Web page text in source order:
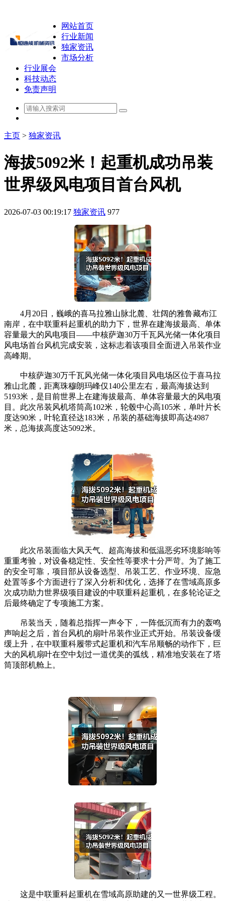
网站首页
行业新闻
独家资讯
市场分析
行业展会
科技动态
免责声明
主页 > 独家资讯
海拔5092米！起重机成功吊装
世界级风电项目首台风机
2026-07-03 00:19:17 独家资讯 977
4月20日，巍峨的喜马拉雅山脉北麓、壮阔的雅鲁藏布江
南岸，在中联重科起重机的助力下，世界在建海拔最高、单体
容量最大的风电项目——中核萨迦30万千瓦风光储一体化项目
风电场首台风机完成安装，这标志着该项目全面进入吊装作业
高峰期。
中核萨迦30万千瓦风光储一体化项目风电场区位于喜马拉
雅山北麓，距离珠穆朗玛峰仅140公里左右，最高海拔达到
5193米，是目前世界上在建海拔最高、单体容量最大的风电项
目。此次吊装风机塔筒高102米，轮毂中心高105米，单叶片长
度达90米，叶轮直径达183米，吊装的基础海拔即高达4987
米，总海拔高度达5092米。
此次吊装面临大风天气、超高海拔和低温恶劣环境影响等
重重考验，对设备稳定性、安全性等要求十分严苛。为了施工
的安全可靠，项目部从设备选型、吊装工艺、作业环境、应急
处置等多个方面进行了深入分析和优化，选择了在雪域高原多
次成功助力世界级项目建设的中联重科起重机，在多轮论证之
后最终确定了专项施工方案。
吊装当天，随着总指挥一声令下，一阵低沉而有力的轰鸣
声响起之后，首台风机的扇叶吊装作业正式开始。吊装设备缓
缓上升，在中联重科履带式起重机和汽车吊顺畅的动作下，巨
大的风机扇叶在空中划过一道优美的弧线，精准地安装在了塔
筒顶部机舱上。
这是中联重科起重机在雪域高原助建的又一世界级工程。